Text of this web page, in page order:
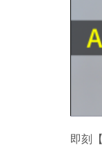
即刻【